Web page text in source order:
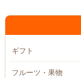
ギフト
フルーツ・果物